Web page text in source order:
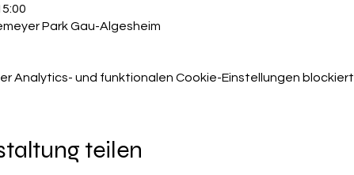
Park Gau-Algesheim
Analytics- und funktionalen Cookie-Einstellungen blockiert.
teilen